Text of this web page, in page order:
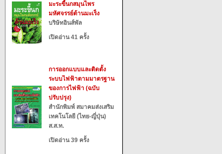
มะระขี้นกสมุนไพร
มหัศจรรย์ต้านมะเร็ง
บริษัทอินส์พัล
เปิดอ่าน 41 ครั้ง
การออกแบบและติดตั้ง
ระบบไฟฟ้าตามมาตรฐาน
ของการไฟฟ้า (ฉบับ
ปรับปรุง)
สำนักพิมพ์ สมาคมส่งเสริม
เทคโนโลยี (ไทย-ญี่ปุ่น)
ส.ส.ท.
เปิดอ่าน 39 ครั้ง